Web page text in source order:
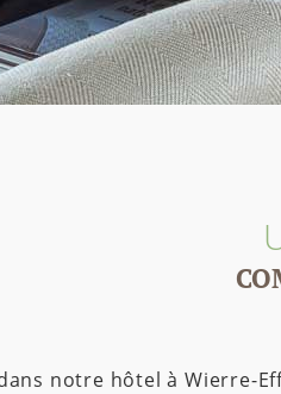
notre hôtel à Wierre-